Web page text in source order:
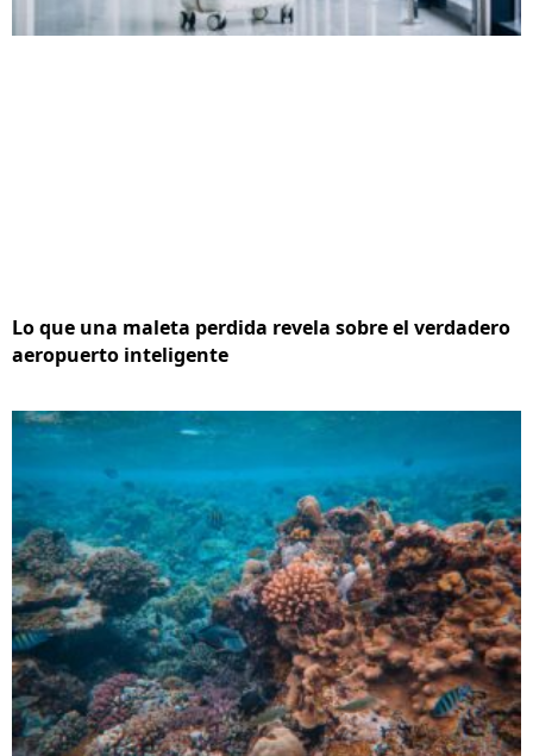
Lo que una maleta perdida revela sobre el verdadero
aeropuerto inteligente